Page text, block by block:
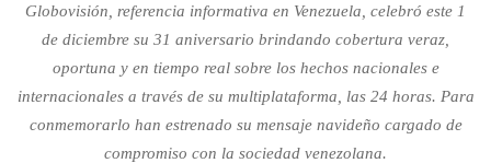
Globovisión, referencia informativa en Venezuela, celebró este 1
de diciembre su 31 aniversario brindando cobertura veraz,
oportuna y en tiempo real sobre los hechos nacionales e
internacionales a través de su multiplataforma, las 24 horas. Para
conmemorarlo han estrenado su mensaje navideño cargado de
compromiso con la sociedad venezolana.